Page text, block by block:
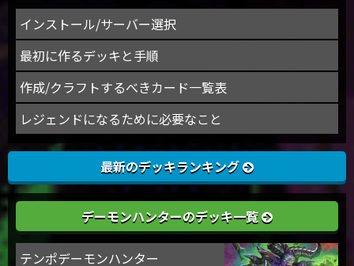
インストール/サーバー選択
最初に作るデッキと手順
作成/クラフトするべきカード一覧表
レジェンドになるために必要なこと
最新のデッキランキング
デーモンハンターのデッキ一覧
テンポデーモンハンター